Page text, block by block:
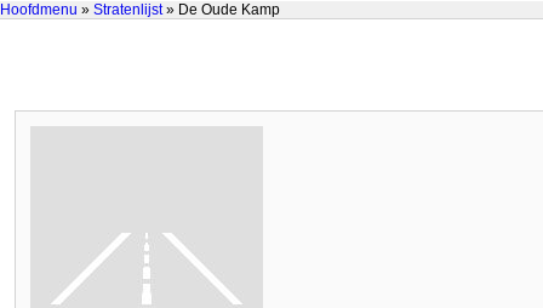
Hoofdmenu » Stratenlijst» De Oude Kamp